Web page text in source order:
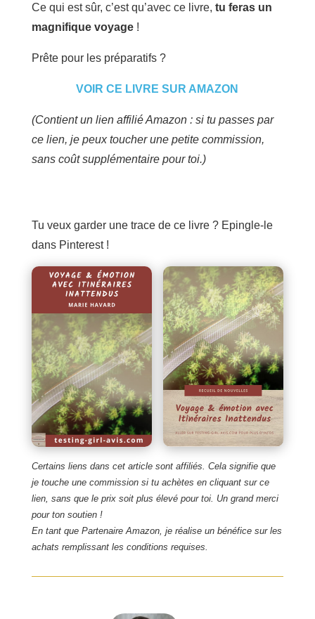
Ce qui est sûr, c’est qu’avec ce livre, tu feras un
magnifique voyage!
Prête pour les préparatifs ?
VOIR CE LIVRE SUR AMAZON
(Contient un lien affilié Amazon : si tu passes par
ce lien, je peux toucher une petite commission,
sans coût supplémentaire pour toi.)
Tu veux garder une trace de ce livre ? Epingle-le
dans Pinterest !
Certains liens dans cet article sont affiliés. Cela signifie que
je touche une commission si tu achètes en cliquant sur ce
lien, sans que le prix soit plus élevé pour toi. Un grand merci
pour ton soutien !
En tant que Partenaire Amazon, je réalise un bénéfice sur les
achats remplissant les conditions requises.